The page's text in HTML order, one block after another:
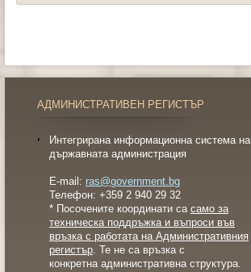
АДМИНИСТРАТИВЕН РЕГИСТЪР
Интегрирана информационна система на
държавната администрация
E-mail: ras@government.bg
Телефон: +359 2 940 29 32
* Посочените координати са само за
техническа поддръжка и въпроси във
връзка с работата на Административния
регистър. Те не са връзка с
конкретна административна структура.